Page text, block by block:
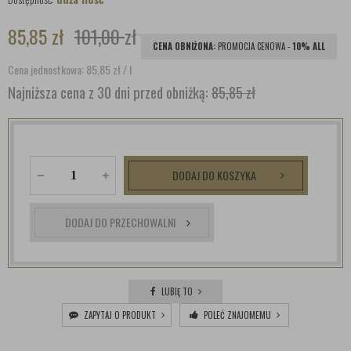
85,85zł 101,00zł CENA OBNIŻONA: PROMOCJA CENOWA -10% ALL
Cena jednostkowa: 85,85zł/ l
Najniższa cena z 30 dni przed obniżką:85,85 zł
DODAJ DO KOSZYKA
DODAJ DO PRZECHOWALNI
LUBIĘ TO
ZAPYTAJ O PRODUKT
POLEĆ ZNAJOMEMU